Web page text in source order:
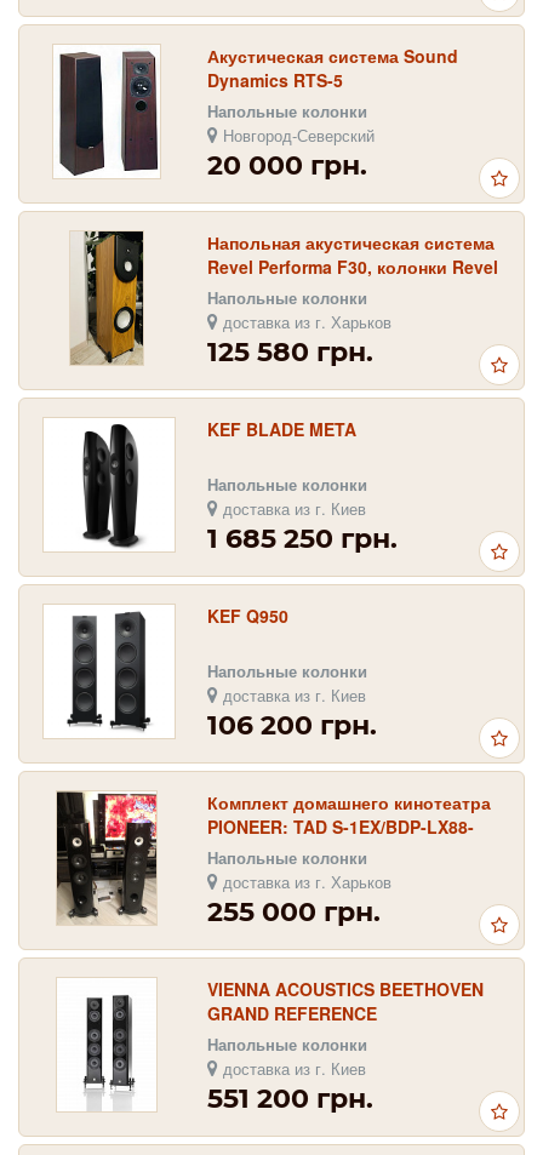
Акустическая система Sound
Dynamics RTS-5
Напольные колонки
Новгород-Северский
20 000 грн.
Напольная акустическая система
Revel Performa F30, колонки Revel
F 30
Напольные колонки
доставка из г. Харьков
125 580 грн.
KEF BLADE META
Напольные колонки
доставка из г. Киев
1 685 250 грн.
KEF Q950
Напольные колонки
доставка из г. Киев
106 200 грн.
Комплект домашнего кинотеатра
PIONEER: TAD S-1EX/BDP-LX88-
K/SC-LX89
Напольные колонки
доставка из г. Харьков
255 000 грн.
VIENNA ACOUSTICS BEETHOVEN
GRAND REFERENCE
Напольные колонки
доставка из г. Киев
551 200 грн.